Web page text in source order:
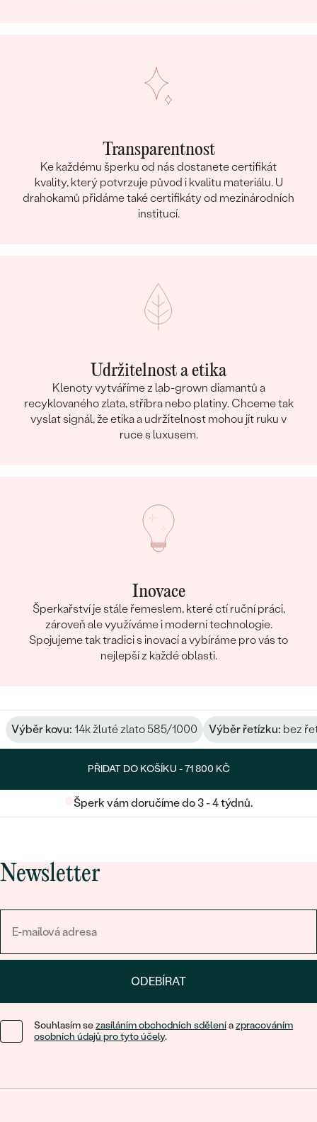
Transparentnost
Ke každému šperku od nás dostanete certifikát
kvality, který potvrzuje původ i kvalitu materiálu. U
drahokamů přidáme také certifikáty od mezinárodních
institucí.
Udržitelnost a etika
Klenoty vytváříme z lab-grown diamantů a
recyklovaného zlata, stříbra nebo platiny. Chceme tak
vyslat signál, že etika a udržitelnost mohou jít ruku v
ruce s luxusem.
Inovace
Šperkařství je stále řemeslem, které ctí ruční práci,
zároveň ale využíváme i moderní technologie.
Spojujeme tak tradici s inovací a vybíráme pro vás to
nejlepší z každé oblasti.
Výběr kovu: 14k žluté zlato 585/1000 Výběr řetízku: bez
PŘIDAT DO KOŠÍKU -71 800 KČ
Šperk vám doručíme do 3 - 4 týdnů.
Newsletter
ODEBÍRAT
Souhlasím sezasíláním obchodních sděleníazpracováním
osobních údajů pro tyto účely.